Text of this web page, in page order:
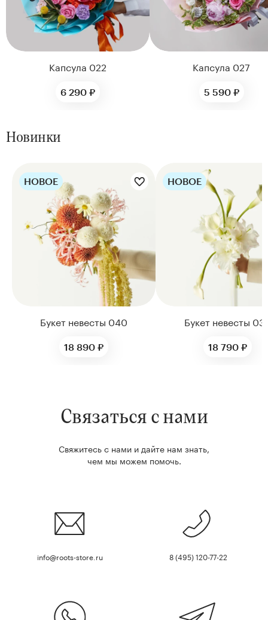
Капсула 022
6 290 ₽
Капсула 027
5 590 ₽
Новинки
Цветы букета:
НОВОЕ
Букет невесты 040
18 890 ₽
Цветы букета:
НОВОЕ
Букет невесты
18 790 ₽
Связаться с нами
Свяжитесь с нами и дайте нам знать,
чем мы можем помочь.
info@roots-store.ru 8 (495) 120-77-22